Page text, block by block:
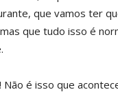
que vamos ter
que tudo isso é
Não é isso que